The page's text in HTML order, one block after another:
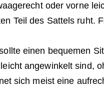
oder vorne
Teil des Sattels ruht.
einen bequemen
angewinkelt sind,
sich meist eine